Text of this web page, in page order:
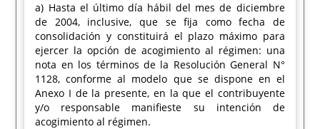
a) Hasta el último día hábil del mes de diciembre
de 2004, inclusive, que se fija como fecha de
consolidación y constituirá el plazo máximo para
ejercer la opción de acogimiento al régimen: una
nota en los términos de la Resolución General N°
1128, conforme al modelo que se dispone en el
Anexo I de la presente, en la que el contribuyente
y/o responsable manifieste su intención de
acogimiento al régimen.